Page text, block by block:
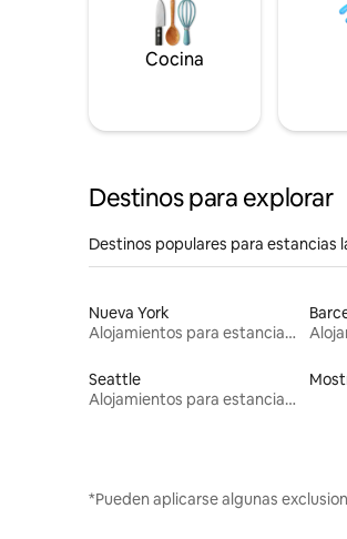
Cocina
Destinos para explorar
Destinos populares para estancias
Nueva York
Alojamientos para estancias largas
Seattle
Alojamientos para estancias largas
*Pueden aplicarse algunas